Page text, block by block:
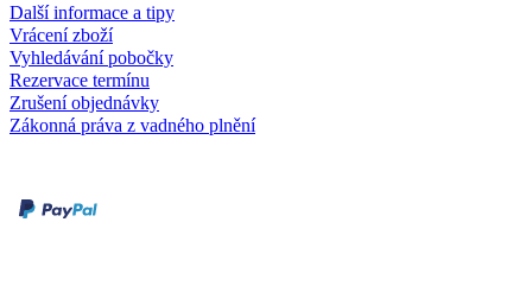
Další informace a tipy
Vrácení zboží
Vyhledávání pobočky
Rezervace termínu
Zrušení objednávky
Zákonná práva z vadného plnění